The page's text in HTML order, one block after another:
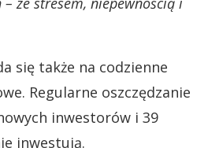
się także na codzienne
Regularne oszczędzanie
inwestorów i 39
inwestują.